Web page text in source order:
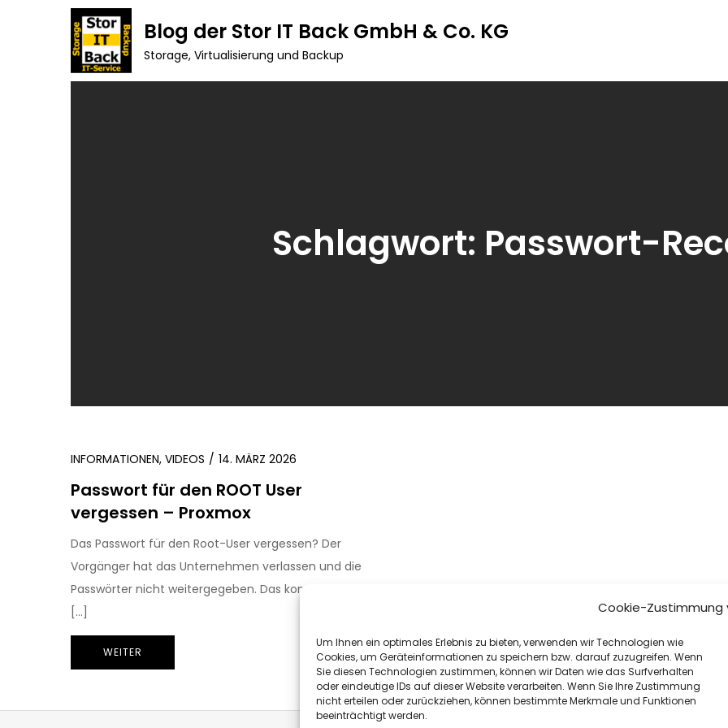
Cookie-Zustimmung
Um Ihnen ein optimales Erlebnis zu bieten, verwenden wir Technologien wie
Cookies, um Geräteinformationen zu speichern bzw. darauf zuzugreifen. Wenn
Sie diesen Technologien zustimmen, können wir Daten wie das Surfverhalten
oder eindeutige IDs auf dieser Website verarbeiten. Wenn Sie Ihre Zustimmung
nicht erteilen oder zurückziehen, können bestimmte Merkmale und Funktionen
beeinträchtigt werden.
Blog der Stor IT Back GmbH & Co. KG
Storage, Virtualisierung und Backup
Schlagwort: Passwort-
INFORMATIONEN, VIDEOS 14. MÄRZ 2026
Passwort für den ROOT User
vergessen – Proxmox
Das Passwort für den Root-User vergessen? Der
Vorgänger hat das Unternehmen verlassen und die
Passwörter nicht weitergegeben. Das kommt leider
[…]
WEITER